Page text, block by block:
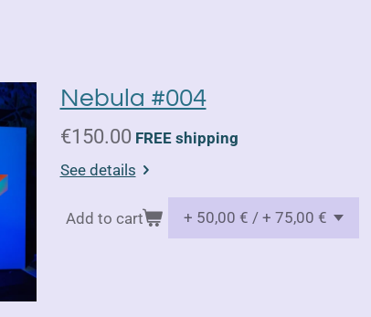
Nebula #004
€150.00 FREE shipping
See details
Add to cart